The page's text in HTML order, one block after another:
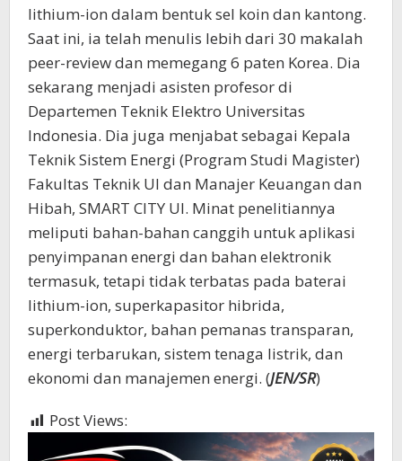
lithium-ion dalam bentuk sel koin dan kantong.
Saat ini, ia telah menulis lebih dari 30 makalah
peer-review dan memegang 6 paten Korea. Dia
sekarang menjadi asisten profesor di
Departemen Teknik Elektro Universitas
Indonesia. Dia juga menjabat sebagai Kepala
Teknik Sistem Energi (Program Studi Magister)
Fakultas Teknik UI dan Manajer Keuangan dan
Hibah, SMART CITY UI. Minat penelitiannya
meliputi bahan-bahan canggih untuk aplikasi
penyimpanan energi dan bahan elektronik
termasuk, tetapi tidak terbatas pada baterai
lithium-ion, superkapasitor hibrida,
superkonduktor, bahan pemanas transparan,
energi terbarukan, sistem tenaga listrik, dan
ekonomi dan manajemen energi. (JEN/SR)
Post Views: